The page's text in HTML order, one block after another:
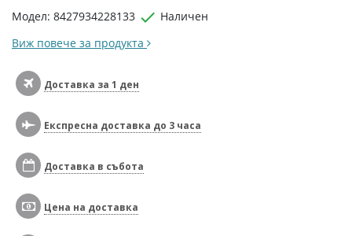
Модел: 8427934228133  Наличен
Виж повече за продукта
Доставка за 1 ден
Експресна доставка до 3 часа
Доставка в събота
Цена на доставка